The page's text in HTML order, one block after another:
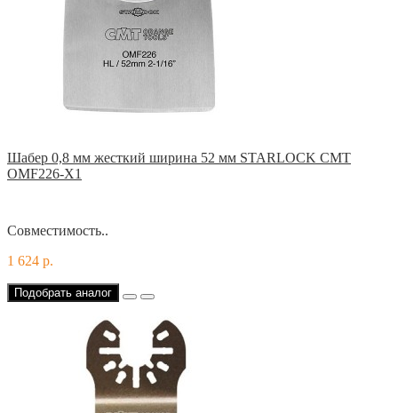
Шабер 0,8 мм жесткий ширина 52 мм STARLOCK CMT
OMF226-X1
Совместимость..
1 624 р.
Подобрать аналог